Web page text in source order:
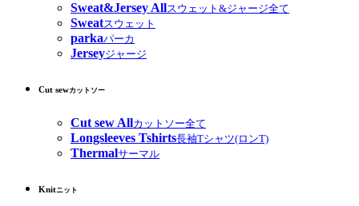
Sweat&Jersey Allスウェット&ジャージ全て
Sweatスウェット
parkaパーカ
Jerseyジャージ
Cut sewカットソー
Cut sew Allカットソー全て
Longsleeves Tshirts長袖Tシャツ(ロンT)
Thermalサーマル
Knitニット